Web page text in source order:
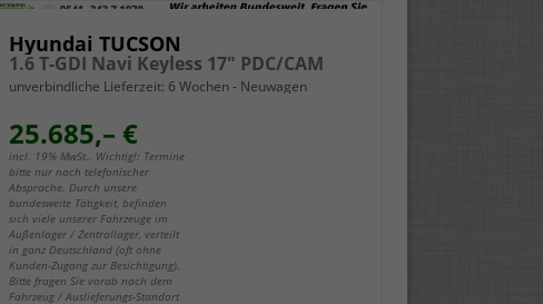
Hyundai TUCSON
1.6 T-GDI Navi Keyless 17" PDC/CAM
unverbindliche Lieferzeit: 6 Wochen Neuwagen
25.685,– €
incl. 19% MwSt.. Wichtig!: Termine
bitte nur nach telefonischer
Absprache. Durch unsere
bundesweite Tätigkeit, befinden
sich viele unserer Fahrzeuge im
Außenlager / Zentrallager, verteilt
in ganz Deutschland (oft ohne
Kunden-Zugang zur Besichtigung).
Bitte fragen Sie vorab nach dem
Fahrzeug / Auslieferungs-Standort